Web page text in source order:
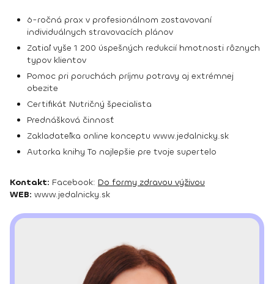
6-ročná prax v profesionálnom zostavovaní
individuálnych stravovacích plánov
Zatiaľ vyše 1 200 úspešných redukcií hmotnosti rôznych
typov klientov
Pomoc pri poruchách príjmu potravy aj extrémnej
obezite
Certifikát Nutričný špecialista
Prednášková činnosť
Zakladateľka online konceptu www.jedalnicky.sk
Autorka knihy To najlepšie pre tvoje supertelo
Kontakt: Facebook: Do formy zdravou výživou
WEB: www.jedalnicky.sk